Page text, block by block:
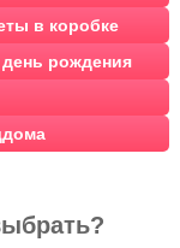
в коробке
рождения